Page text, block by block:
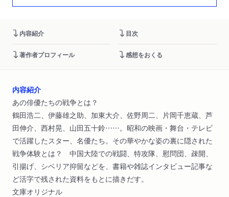
内容紹介 目次
著作者プロフィール 感想をおくる
内容紹介
あの俳優たちの戦争とは？
鶴田浩二、伊藤雄之助、加東大介、佐野周二、片岡千恵蔵、芦
田伸介、西村晃、山田五十鈴……。昭和の映画・舞台・テレビ
で活躍したスター、名優たち。その華やかな姿の裏に隠された
戦争体験とは？ 中国大陸での戦闘、特攻隊、慰問団、疎開、
引揚げ、シベリア抑留などを、書籍や雑誌インタビュー記事な
ど活字で残された資料をもとに描きだす。
文庫オリジナル